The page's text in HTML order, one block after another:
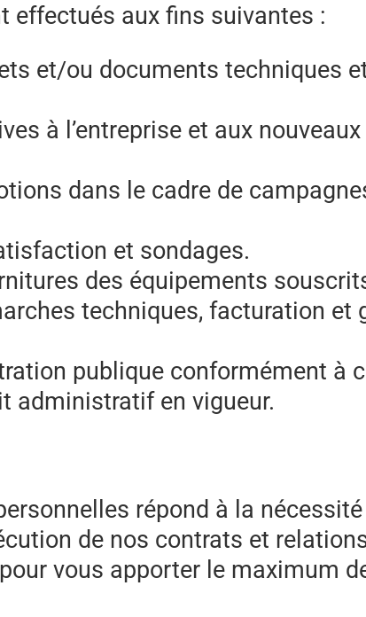
effectués aux fins suivantes :
et/ou documents techniques
à l’entreprise et aux
dans le cadre de
et sondages.
des équipements
techniques, facturation et
publique conformément à
administratif en vigueur.
répond à la
de nos contrats et
vous apporter le maximum